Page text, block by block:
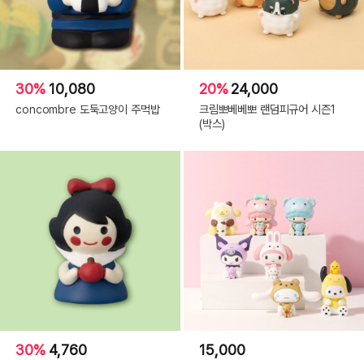
30% 10,080
concombre 도둑고양이 주먹밥
20%24,000
크림뽀베베뽀 랜덤피규어 시즌1
(박스)
30% 4,760 15,000